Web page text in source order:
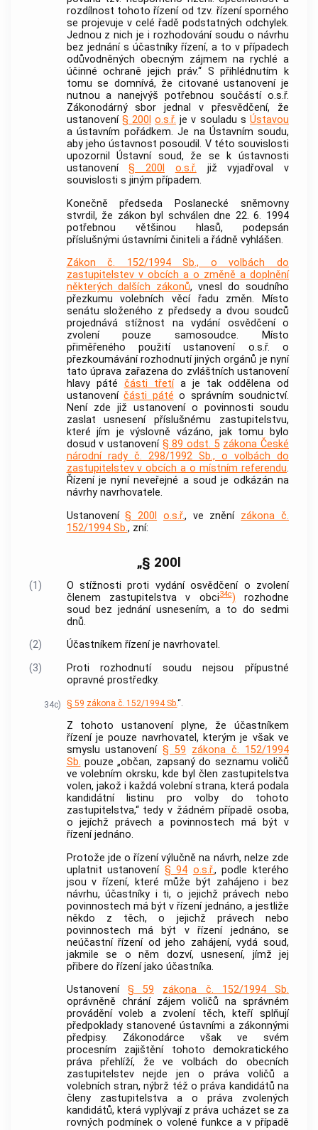
rozdílnost tohoto řízení od tzv. řízení sporného
se projevuje v celé řadě podstatných odchylek.
Jednou z nich je i rozhodování soudu o návrhu
bez jednání s účastníky řízení, a to v případech
odůvodněných obecným zájmem na rychlé a
účinné ochraně jejich práv.“ S přihlédnutím k
tomu se domnívá, že citované ustanovení je
nutnou a nanejvýš potřebnou součástí o.s.ř.
Zákonodárný sbor jednal v přesvědčení, že
ustanovení § 200l o.s.ř. je v souladu s Ústavou
a ústavním pořádkem. Je na Ústavním soudu,
aby jeho ústavnost posoudil. V této souvislosti
upozornilÚstavní soud, že se k ústavnosti
ustanovení§ 200l o.s.ř. již vyjadřoval v
souvislosti s jiným případem.
Konečně předseda Poslanecké sněmovny
stvrdil, že zákon byl schválen dne 22. 6. 1994
potřebnou většinou hlasů, podepsán
příslušnými ústavními činiteli a řádně vyhlášen.
Zákon č. 152/1994 Sb., o volbách do
zastupitelstev v obcích a o změně a doplnění
některých dalších zákonů, vnesl do soudního
přezkumu volebních věcí řadu změn. Místo
senátu složeného z předsedy a dvou soudců
projednává stížnost na vydání osvědčení o
zvolení pouze samosoudce. Místo
přiměřeného použití ustanovení o.s.ř. o
přezkoumávání rozhodnutí jiných orgánů je nyní
tato úprava zařazena do zvláštních ustanovení
hlavy páté části třetía je tak oddělena od
ustanovení části páté o správním soudnictví.
Není zde již ustanovení o povinnosti soudu
zaslat usnesení příslušnému zastupitelstvu,
které jím je výslovně vázáno, jak tomu bylo
dosud v ustanovení § 89 odst. 5 zákona České
národní rady č. 298/1992 Sb., o volbách do
zastupitelstev v obcích a o místním referendu.
Řízení je nyní neveřejné a soud je odkázán na
návrhy navrhovatele.
Ustanovení§ 200l o.s.ř., ve znění zákona č.
152/1994 Sb., zní:
„§ 200l
(1)
O stížnosti proti vydání osvědčení o zvolení
členem zastupitelstva v obci34c) rozhodne
soud bez jednání usnesením, a to do sedmi
dnů.
(2)
Účastníkem řízení je navrhovatel.
(3)
Proti rozhodnutí soudu nejsou přípustné
opravné prostředky.
34c) § 59 zákona č. 152/1994 Sb.“.
Z tohoto ustanovení plyne, že účastníkem
řízení je pouze navrhovatel, kterým je však ve
smyslu ustanovení§ 59 zákona č. 152/1994
Sb. pouze „občan, zapsaný do seznamu voličů
ve volebním okrsku, kde byl člen zastupitelstva
volen, jakož i každá volební strana, která podala
kandidátní listinu pro volby do tohoto
zastupitelstva,“ tedy v žádném případě osoba,
o jejíchž právech a povinnostech má být v
řízení jednáno.
Protože jde o řízení výlučně na návrh, nelze zde
uplatnit ustanovení § 94 o.s.ř., podle kterého
jsou v řízení, které může být zahájeno i bez
návrhu, účastníky i ti, o jejichž právech nebo
povinnostech má být v řízení jednáno, a jestliže
někdo z těch, o jejichž právech nebo
povinnostech má být v řízení jednáno, se
neúčastní řízení od jeho zahájení, vydá soud,
jakmile se o něm dozví, usnesení, jímž jej
přibere do řízení jako účastníka.
Ustanovení § 59
zákona č. 152/1994 Sb.
oprávněně chrání zájem voličů na správném
provádění voleb a zvolení těch, kteří splňují
předpoklady stanovené ústavními a zákonnými
předpisy. Zákonodárce však ve svém
procesním zajištění tohoto demokratického
práva přehlíží, že ve volbách do obecních
zastupitelstev nejde jen o práva voličů a
volebních stran, nýbrž též o práva kandidátů na
členy zastupitelstva a o práva zvolených
kandidátů, která vyplývají z práva ucházet se za
rovných podmínek o volené funkce a v případě